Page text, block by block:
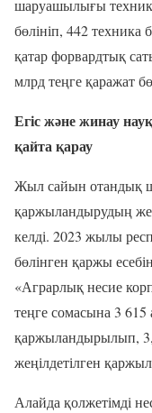
шаруашылығы
бөлініп, 442
қатар форвардтық
млрд теңге қаражат
Егіс және жинау
қайта қарау
Жыл сайын отандық
қаржыландырудың
келді. 2023 жылы
бөлінген қаржы
«Аграрлық несие
теңге сомасына 3
қаржыландырылып,
жеңілдетілген
Алайда қолжетімді